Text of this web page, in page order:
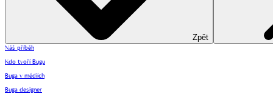
Zpět
Náš příběh
Kdo tvoří Bugu
Buga v médiích
Buga designer